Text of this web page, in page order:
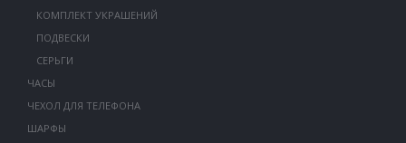
КОМПЛЕКТ УКРАШЕНИЙ
ПОДВЕСКИ
СЕРЬГИ
ЧАСЫ
ЧЕХОЛ ДЛЯ ТЕЛЕФОНА
ШАРФЫ